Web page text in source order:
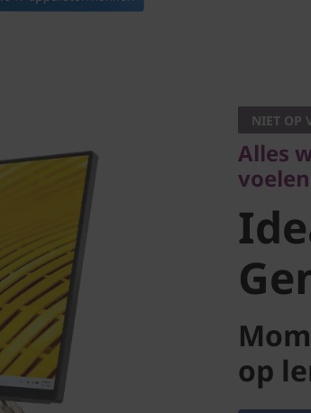
voelen
NIET OP
Alles
voelen
op